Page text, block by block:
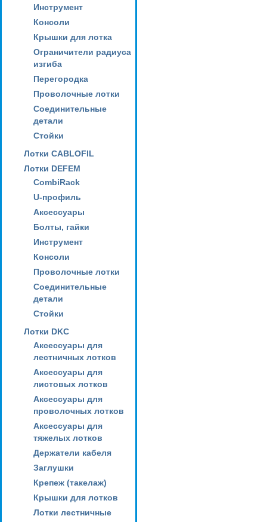
Инструмент
Консоли
Крышки для лотка
Ограничители радиуса
изгиба
Перегородка
Проволочные лотки
Соединительные
детали
Стойки
Лотки CABLOFIL
Лотки DEFEM
CombiRack
U-профиль
Аксессуары
Болты, гайки
Инструмент
Консоли
Проволочные лотки
Соединительные
детали
Стойки
Лотки DKC
Аксессуары для
лестничных лотков
Аксессуары для
листовых лотков
Аксессуары для
проволочных лотков
Аксессуары для
тяжелых лотков
Держатели кабеля
Заглушки
Крепеж (такелаж)
Крышки для лотков
Лотки лестничные